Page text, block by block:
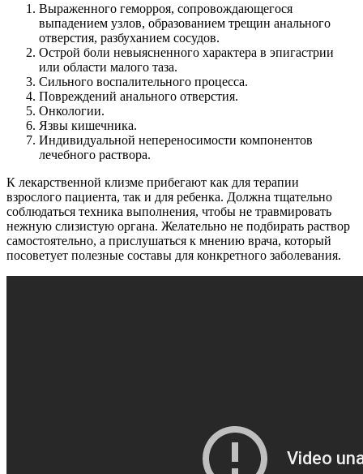
Выраженного геморроя, сопровождающегося
выпадением узлов, образованием трещин анального
отверстия, разбуханием сосудов.
Острой боли невыясненного характера в эпигастрии
или области малого таза.
Сильного воспалительного процесса.
Повреждений анального отверстия.
Онкологии.
Язвы кишечника.
Индивидуальной непереносимости компонентов
лечебного раствора.
К лекарственной клизме прибегают как для терапии
взрослого пациента, так и для ребенка. Должна тщательно
соблюдаться техника выполнения, чтобы не травмировать
нежную слизистую органа. Желательно не подбирать раствор
самостоятельно, а прислушаться к мнению врача, который
посоветует полезные составы для конкретного заболевания.